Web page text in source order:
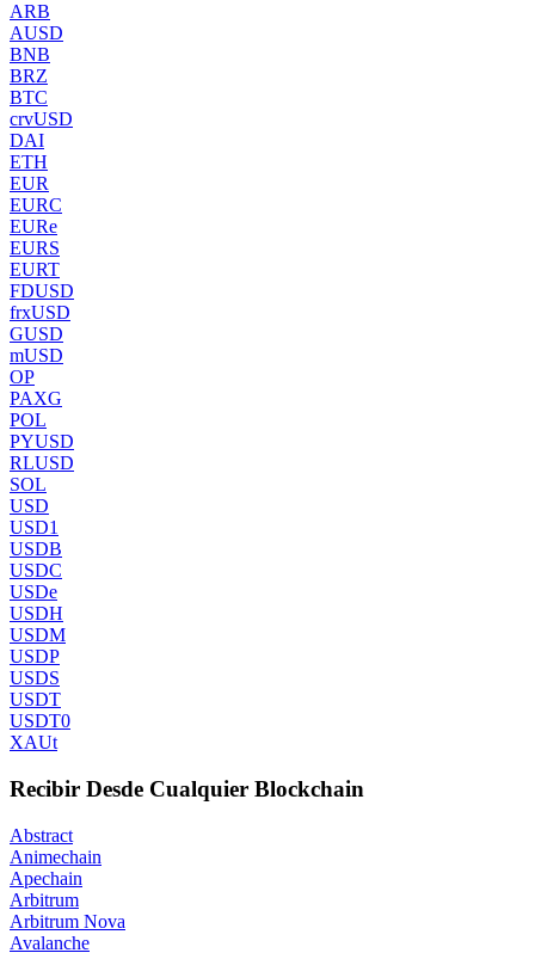
ARB
AUSD
BNB
BRZ
BTC
crvUSD
DAI
ETH
EUR
EURC
EURe
EURS
EURT
FDUSD
frxUSD
GUSD
mUSD
OP
PAXG
POL
PYUSD
RLUSD
SOL
USD
USD1
USDB
USDC
USDe
USDH
USDM
USDP
USDS
USDT
USDT0
XAUt
Recibir Desde Cualquier Blockchain
Abstract
Animechain
Apechain
Arbitrum
Arbitrum Nova
Avalanche